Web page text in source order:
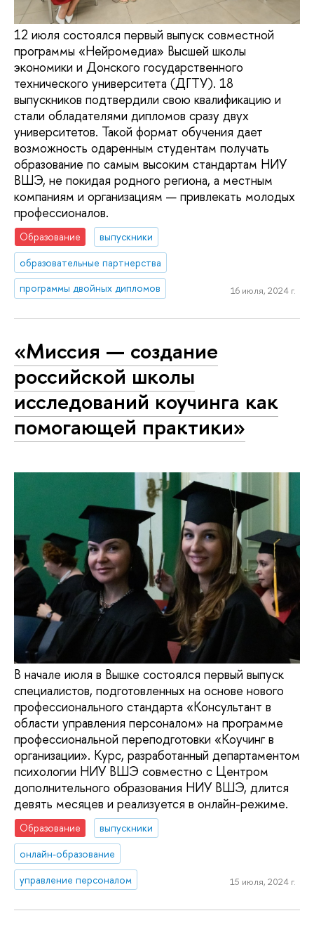
12 июля состоялся первый выпуск совместной
программы «Нейромедиа» Высшей школы
экономики и Донского государственного
технического университета (ДГТУ). 18
выпускников подтвердили свою квалификацию и
стали обладателями дипломов сразу двух
университетов. Такой формат обучения дает
возможность одаренным студентам получать
образование по самым высоким стандартам НИУ
ВШЭ, не покидая родного региона, а местным
компаниям и организациям — привлекать молодых
профессионалов.
Образование
выпускники
образовательные партнерства
программы двойных дипломов
16 июля, 2024 г.
«Миссия — создание
российской школы
исследований коучинга как
помогающей практики»
В начале июля в Вышке состоялся первый выпуск
специалистов, подготовленных на основе нового
профессионального стандарта «Консультант в
области управления персоналом» на программе
профессиональной переподготовки «Коучинг в
организации». Курс, разработанный департаментом
психологии НИУ ВШЭ совместно с Центром
дополнительного образования НИУ ВШЭ, длится
девять месяцев и реализуется в онлайн-режиме.
Образование
выпускники
онлайн-образование
управление персоналом
15 июля, 2024 г.